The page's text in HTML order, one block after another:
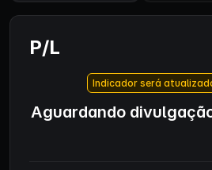
P/L
Indicador será
Aguardando